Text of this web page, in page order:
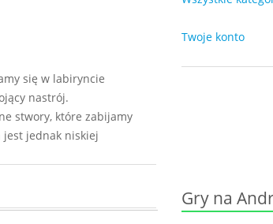
się w labiryncie
nastrój.
stwory, które zabijamy
jest jednak niskiej
Twoje konto
Gry na